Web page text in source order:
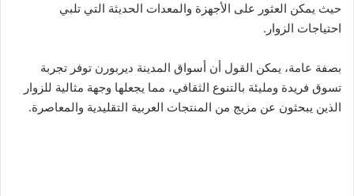
حيث يمكن العثور على الأجهزة والمعدات الحديثة التي تلبي
احتياجات الزوار.
بصفة عامة، يمكن القول أن أسواق المدينة ديربورن توفر تجربة
تسوق فريدة ومليئة بالتنوع الثقافي، مما يجعلها وجهة مثالية للزوار
الذين يبحثون عن مزيج من المنتجات العربية التقليدية والمعاصرة.